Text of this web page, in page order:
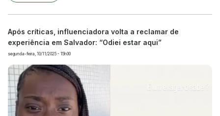
Após críticas, influenciadora volta a reclamar de
experiência em Salvador: “Odiei estar aqui”
segunda-feira, 10/11/2025 - 15h00